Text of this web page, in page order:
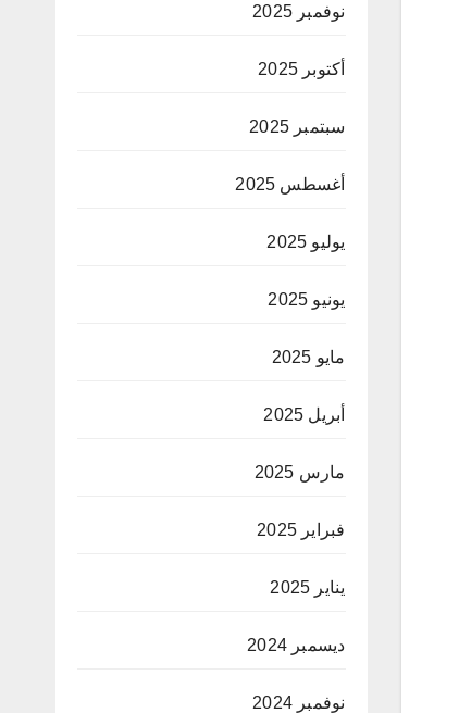
نوفمبر 2025
أكتوبر 2025
سبتمبر 2025
أغسطس 2025
يوليو 2025
يونيو 2025
مايو 2025
أبريل 2025
مارس 2025
فبراير 2025
يناير 2025
ديسمبر 2024
نوفمبر 2024